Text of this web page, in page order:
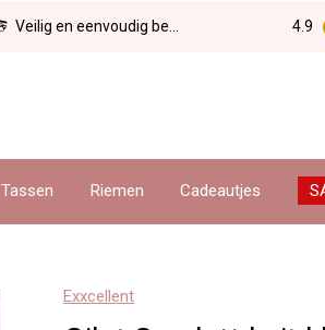
Tassen Riemen Cadeautjes
Veilig en eenvoudig betalen 4.9
Exxcellent